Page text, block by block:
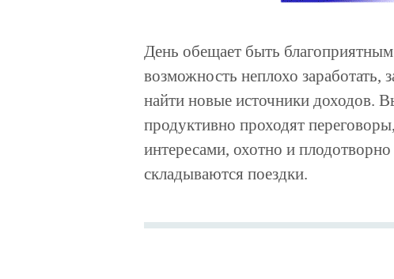
День обещает быть
возможность неплохо заработать,
найти новые источники доходов.
продуктивно проходят
интересами, охотно и
складываются поездки.